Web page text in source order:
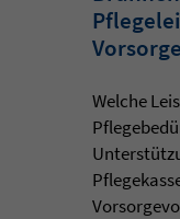
Vorsorge
Welche